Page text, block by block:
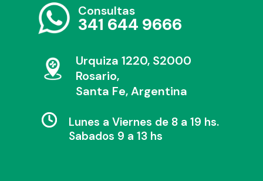
Consultas
341 644 9666
Urquiza 1220, S2000
Rosario,
Santa Fe, Argentina
Lunes a Viernes de 8 a 19 hs.
Sabados 9 a 13 hs